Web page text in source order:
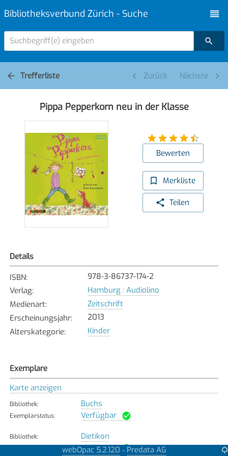
Bibliotheksverbund Zürich - Suche
Suchbegriff(e) eingeben
Trefferliste Zurück Nächste
Pippa Pepperkorn neu in der Klasse
Bewerten
Merkliste
Teilen
Details
ISBN:
978-3-86737-174-2
Verlag:
Hamburg : Audiolino
Medienart:
Zeitschrift
Erscheinungsjahr:
2013
Alterskategorie: Kinder
Exemplare
Karte anzeigen
Bibliothek: Buchs
Exemplarstatus: Verfügbar
Bibliothek: Dietikon
Verfügbar
webOpac 5.2.120 - Predata AG